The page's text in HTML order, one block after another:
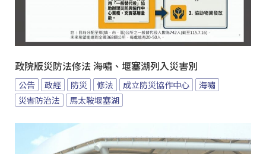
政院版災防法修法 海嘯、堰塞湖列入災害別
公告 政經 防災 修法 成立防災協作中心
海嘯
災害防治法
馬太鞍堰塞湖